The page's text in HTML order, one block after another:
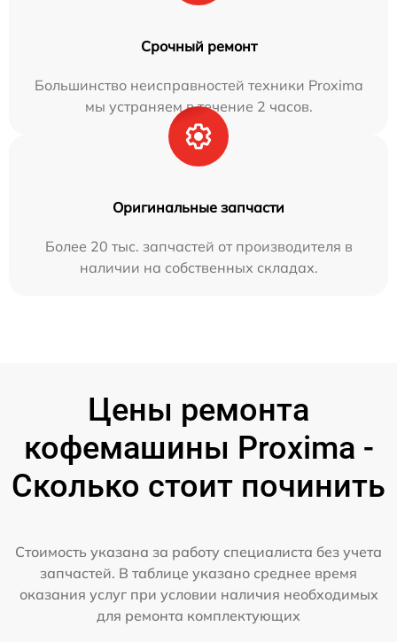
Срочный ремонт
Большинство неисправностей техники Proxima
мы устраняем в течение 2 часов.
Оригинальные запчасти
Более 20 тыс. запчастей от производителя в
наличии на собственных складах.
Цены ремонта
кофемашины Proxima -
Сколько стоит починить
Стоимость указана за работу специалиста без учета
запчастей. В таблице указано среднее время
оказания услуг при условии наличия необходимых
для ремонта комплектующих